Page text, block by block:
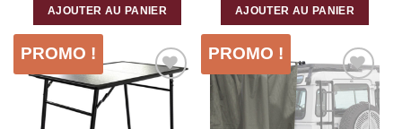
75,00 €.71,25 €.
AJOUTER AU PANIER AJOUTER AU PANIER
Ajouter
à la liste
PROMO !
Ajouter
à la liste
d’envies
PROMO !